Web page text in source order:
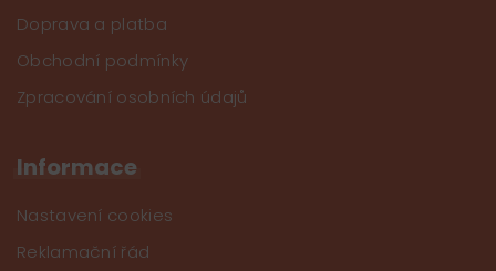
Doprava a platba
Obchodní podmínky
Zpracování osobních údajů
Informace
Nastavení cookies
Reklamační řád